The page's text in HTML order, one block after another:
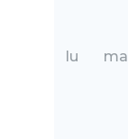
lu ma